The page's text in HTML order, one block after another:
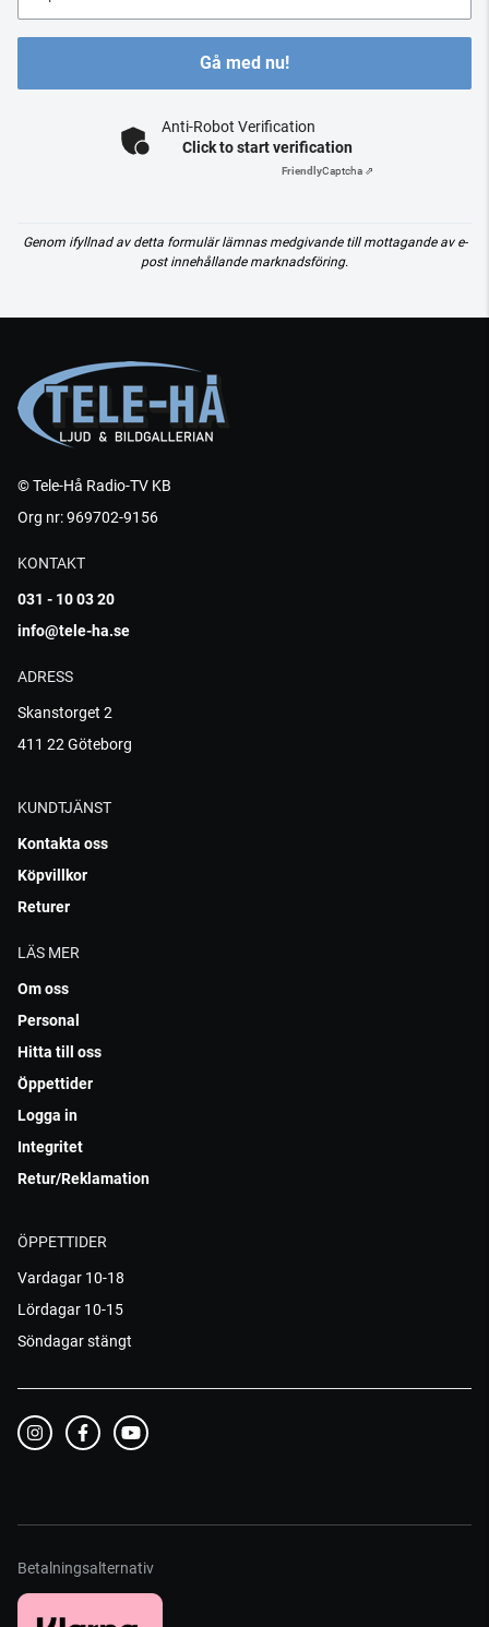
Gå med nu!
Anti-Robot Verification
Click to start verification
FriendlyCaptcha ⇗
Genom ifyllnad av detta formulär lämnas medgivande till mottagande av e-
post innehållande marknadsföring.
© Tele-Hå Radio-TV KB
Org nr: 969702-9156
KONTAKT
031 - 10 03 20
info@tele-ha.se
ADRESS
Skanstorget 2
411 22 Göteborg
KUNDTJÄNST
Kontakta oss
Köpvillkor
Returer
LÄS MER
Om oss
Personal
Hitta till oss
Öppettider
Logga in
Integritet
Retur/Reklamation
ÖPPETTIDER
Vardagar 10-18
Lördagar 10-15
Söndagar stängt
Betalningsalternativ